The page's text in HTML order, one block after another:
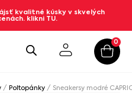
kvalitné kúsky v skvelých
klikni TU.
0
/ Poltopánky / Sneakersy modré